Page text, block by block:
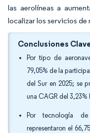
las aerolíneas a
localizar los servicios
Conclusiones
Por tipo de
79,05% de la
del Sur en 2025; se
una CAGR del 3,23%
Por tecnología
representaron el